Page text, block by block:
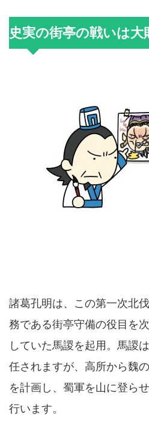
史実の街亭の戦いは大
諸葛孔明は、この第一次北
務である街亭守備の役目を
していた馬謖を起用。馬謖
任されますが、高所から魏
を計画し、蜀軍を山に登ら
行います。